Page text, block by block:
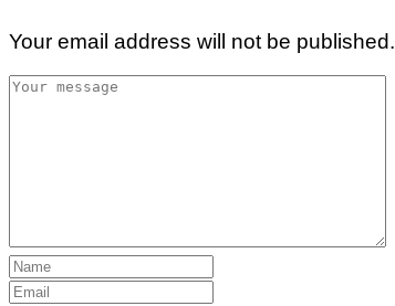
Your email address will not be published.